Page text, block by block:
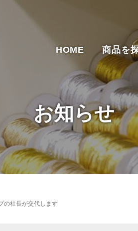
HOME 商品を
お知らせ
の社長が交代します